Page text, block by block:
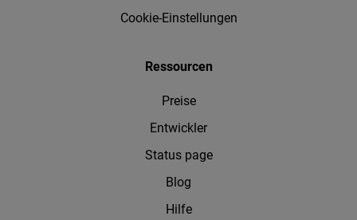
Cookie-Einstellungen
Ressourcen
Preise
Entwickler
Status page
Blog
Hilfe